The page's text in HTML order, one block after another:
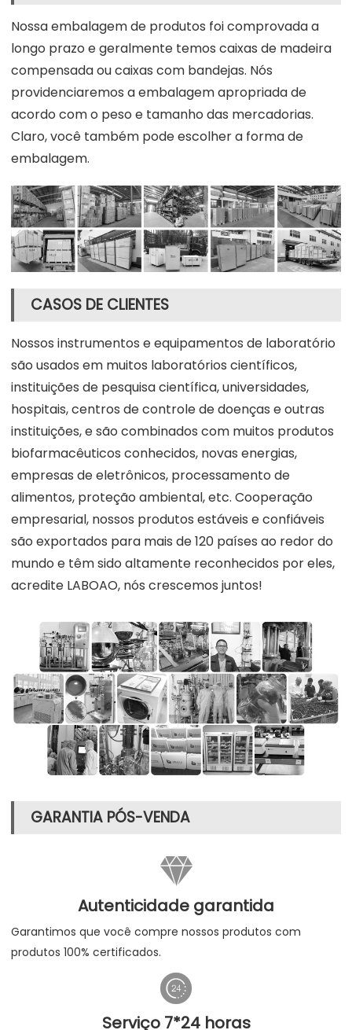
Nossa embalagem de produtos foi comprovada a
longo prazo e geralmente temos caixas de madeira
compensada ou caixas com bandejas. Nós
providenciaremos a embalagem apropriada de
acordo com o peso e tamanho das mercadorias.
Claro, você também pode escolher a forma de
embalagem.
CASOS DE CLIENTES
Nossos instrumentos e equipamentos de laboratório
são usados em muitos laboratórios científicos,
instituições de pesquisa científica, universidades,
hospitais, centros de controle de doenças e outras
instituições, e são combinados com muitos produtos
biofarmacêuticos conhecidos, novas energias,
empresas de eletrônicos, processamento de
alimentos, proteção ambiental, etc. Cooperação
empresarial, nossos produtos estáveis e confiáveis
são exportados para mais de 120 países ao redor do
mundo e têm sido altamente reconhecidos por eles,
acredite LABOAO, nós crescemos juntos!
GARANTIA PÓS-VENDA

Autenticidade garantida
Garantimos que você compre nossos produtos com
produtos 100% certificados.

Serviço 7*24 horas